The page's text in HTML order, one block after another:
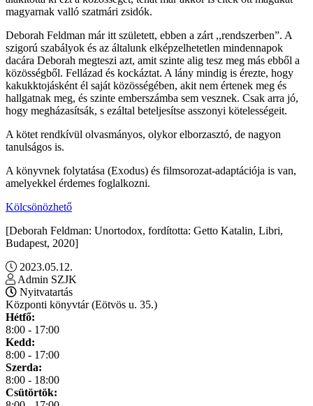
magyarnak valló szatmári zsidók.
Deborah Feldman már itt született, ebben a zárt ,,rendszerben”. A
szigorú szabályok és az általunk elképzelhetetlen mindennapok
dacára Deborah megteszi azt, amit szinte alig tesz meg más ebből a
közösségből. Fellázad és kockáztat. A lány mindig is érezte, hogy
kakukktojásként él saját közösségében, akit nem értenek meg és
hallgatnak meg, és szinte emberszámba sem vesznek. Csak arra jó,
hogy megházasítsák, s ezáltal beteljesítse asszonyi kötelességeit.
A kötet rendkívül olvasmányos, olykor elborzasztó, de nagyon
tanulságos is.
A könyvnek folytatása (Exodus) és filmsorozat-adaptációja is van,
amelyekkel érdemes foglalkozni.
Kölcsönözhető
[Deborah Feldman: Unortodox, fordította: Getto Katalin, Libri,
Budapest, 2020]
2023.05.12.
Admin SZJK
Nyitvatartás
Központi könyvtár (Eötvös u. 35.)
Hétfő:
8:00 - 17:00
Kedd:
8:00 - 17:00
Szerda:
8:00 - 18:00
Csütörtök: